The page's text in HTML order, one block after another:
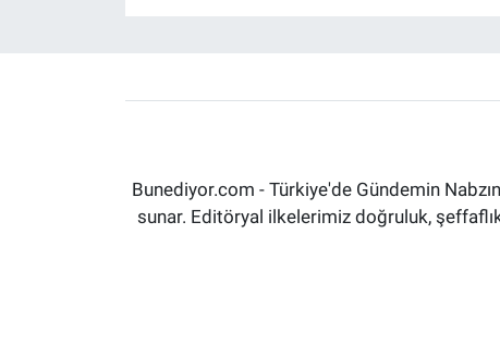
Bunediyor.com - Türkiye'de Gündemin
sunar. Editöryal ilkelerimiz doğruluk,